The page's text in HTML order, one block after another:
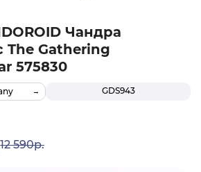
Чандра
The Gathering
575830
GDS943
12 590р.